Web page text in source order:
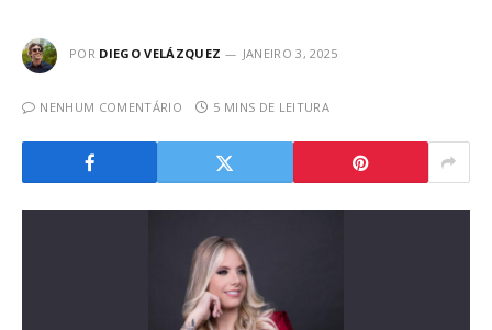
POR DIEGO VELÁZQUEZ JANEIRO 3, 2025
NENHUM COMENTÁRIO 5 MINS DE LEITURA